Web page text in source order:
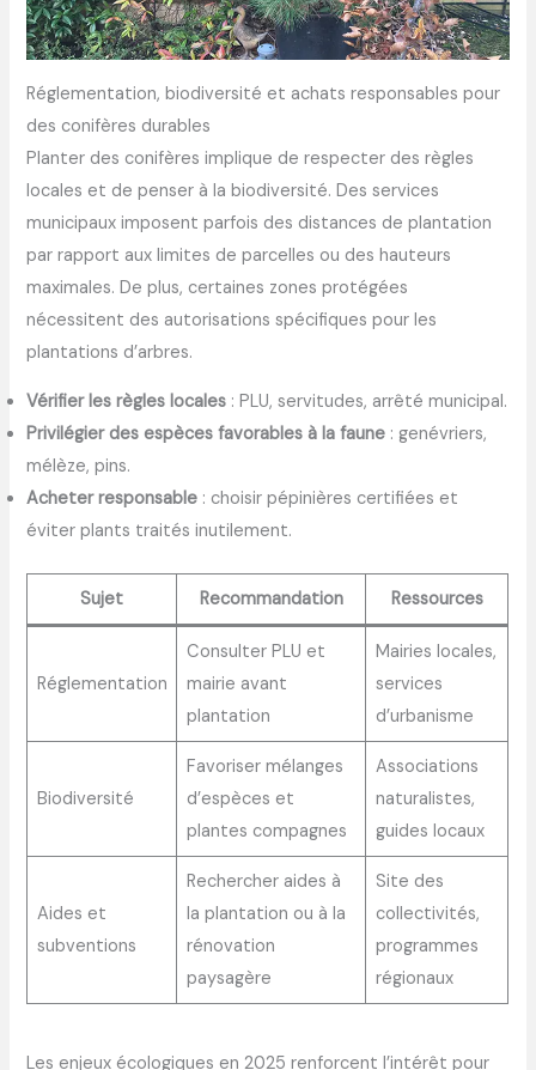
Réglementation, biodiversité et achats responsables pour
des conifères durables
Planter des conifères implique de respecter des règles
locales et de penser à la biodiversité. Des services
municipaux imposent parfois des distances de plantation
par rapport aux limites de parcelles ou des hauteurs
maximales. De plus, certaines zones protégées
nécessitent des autorisations spécifiques pour les
plantations d’arbres.
Vérifier les règles locales : PLU, servitudes, arrêté municipal.
Privilégier des espèces favorables à la faune : genévriers,
mélèze, pins.
Acheter responsable : choisir pépinières certifiées et
éviter plants traités inutilement.
Sujet Recommandation Ressources
Réglementation
Consulter PLU et
mairie avant
plantation
Mairies locales,
services
d’urbanisme
Biodiversité
Favoriser mélanges
d’espèces et
plantes compagnes
Associations
naturalistes,
guides locaux
Aides et
subventions
Rechercher aides à
la plantation ou à la
rénovation
paysagère
Site des
collectivités,
programmes
régionaux
Les enjeux écologiques en 2025 renforcent l’intérêt pour